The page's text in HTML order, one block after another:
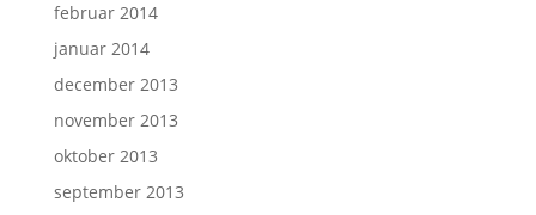
februar 2014
januar 2014
december 2013
november 2013
oktober 2013
september 2013